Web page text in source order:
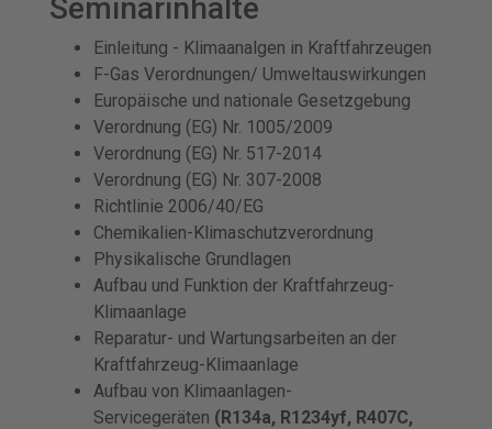
Seminarinhalte
Einleitung - Klimaanalgen in Kraftfahrzeugen
F-Gas Verordnungen/ Umweltauswirkungen
Europäische und nationale Gesetzgebung
Verordnung (EG) Nr. 1005/2009
Verordnung (EG) Nr. 517-2014
Verordnung (EG) Nr. 307-2008
Richtlinie 2006/40/EG
Chemikalien-Klimaschutzverordnung
Physikalische Grundlagen
Aufbau und Funktion der Kraftfahrzeug-
Klimaanlage
Reparatur- und Wartungsarbeiten an der
Kraftfahrzeug-Klimaanlage
Aufbau von Klimaanlagen-
Servicegeräten (R134a, R1234yf, R407C,